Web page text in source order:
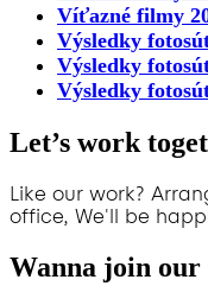
Víťazné filmy
Výsledky
Výsledky
Výsledky
Let’s work
Like our work?
office, We'll be
Wanna join our